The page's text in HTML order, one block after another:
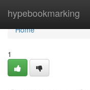
hypebookmarking
Home
Home
1